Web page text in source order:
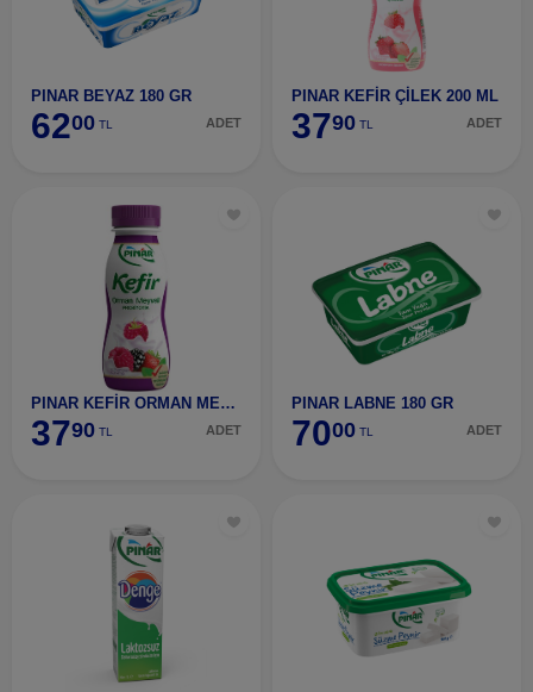
PINAR BEYAZ 180 GR
6200 TL ADET
PINAR KEFİR ÇİLEK 200 ML
3790 TL ADET
PINAR KEFİR ORMAN MEYVELİ 200 ML
3790 TL ADET
PINAR LABNE 180 GR
7000 TL ADET